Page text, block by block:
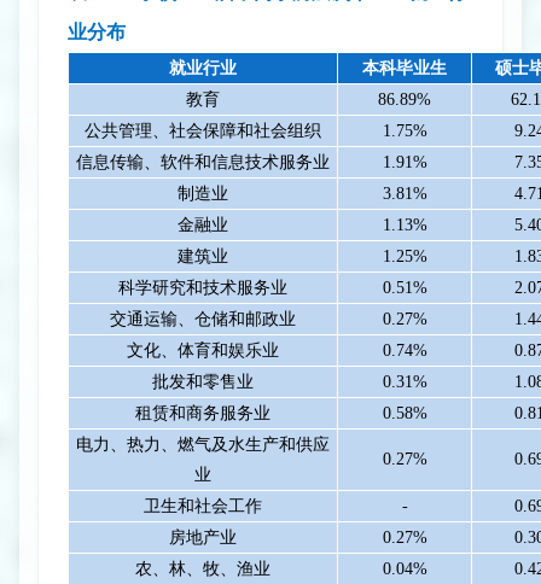
业分布
就业行业 本科毕业生
硕士
教育
86.89%
公共管理、社会保障和社会组织
1.75%
信息传输、软件和信息技术服务业
1.91%
制造业
3.81%
金融业
1.13%
建筑业
1.25%
科学研究和技术服务业
0.51%
交通运输、仓储和邮政业
0.27%
文化、体育和娱乐业
0.74%
批发和零售业
0.31%
租赁和商务服务业
0.58%
电力、热力、燃气及水生产和供应
业
0.27%
卫生和社会工作 -
房地产业
0.27%
农、林、牧、渔业
0.04%